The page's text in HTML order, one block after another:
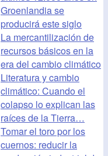
Groenlandia se
producirá este siglo
La mercantilización de
recursos básicos en la
era del cambio climático
Literatura y cambio
climático: Cuando el
colapso lo explican las
raíces de la Tierra…
Tomar el toro por los
cuernos: reducir la